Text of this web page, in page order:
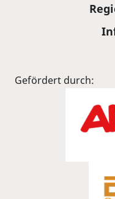
Gefördert durch: